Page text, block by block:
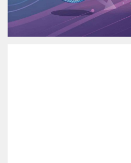
09194198792
شروع گفتگو
@Armteam_admin_33